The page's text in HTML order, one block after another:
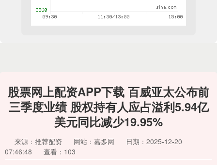
股票网上配资APP下载 百威亚太公布前
三季度业绩 股权持有人应占溢利5.94亿
美元同比减少19.95%
来源：推荐配资 网站：嘉多网
日期：2025-12-20
07:46:48
查看：103